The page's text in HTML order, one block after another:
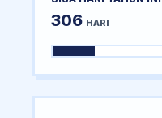
306 HARI